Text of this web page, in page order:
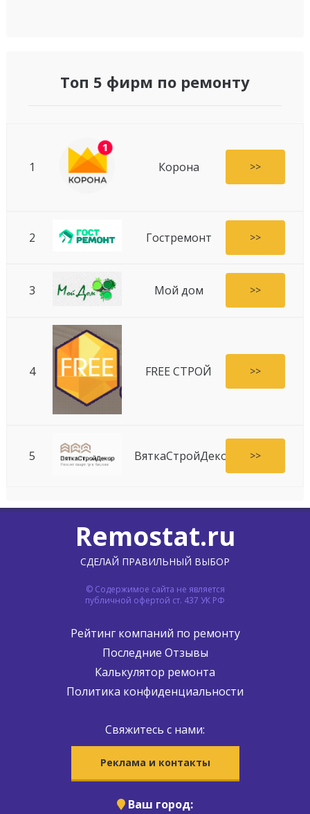
Топ 5 фирм по ремонту
1 Корона >>
2 Гостремонт >>
3 Мой дом >>
4 FREE СТРОЙ >>
5 ВяткаСтройДекор >>
Remostat.ru
СДЕЛАЙ ПРАВИЛЬНЫЙ ВЫБОР
© Содержимое сайта не является
публичной офертой ст. 437 УК РФ
Рейтинг компаний по ремонту
Последние Отзывы
Калькулятор ремонта
Политика конфиденциальности
Свяжитесь с нами:
Реклама и контакты
Ваш город: